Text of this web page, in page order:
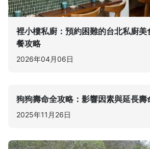
裡小樓私廚：預約困難的台北私廚
餐攻略
2026年04月06日
狗狗壽命全攻略：影響因素與延長壽
2025年11月26日